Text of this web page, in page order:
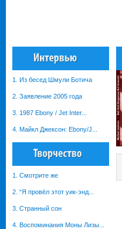
1. Из бесед Шмули Ботича
2. Заявление 2005 года
3. 1987 Ebony / Jet Inter...
4. Майкл Джексон: Ebony/J...
1. Смотрите же
2. “Я провёл этот уик-энд...
3. Странный сон
4. Воспоминания Моны Лизы...